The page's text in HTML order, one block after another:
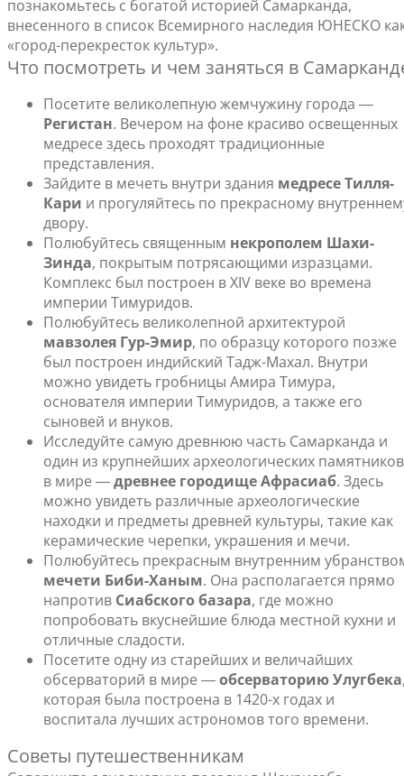
познакомьтесь с богатой историей Самарканда,
внесенного в список Всемирного наследия ЮНЕСКО
«город-перекресток культур».
Что посмотреть и чем заняться в
Посетите великолепную жемчужину города ―
Регистан. Вечером на фоне красиво освещенных
медресе здесь проходят традиционные
представления.
Зайдите в мечеть внутри здания медресе Тилля-
Кари и прогуляйтесь по прекрасному
двору.
Полюбуйтесь священным некрополем Шахи-
Зинда, покрытым потрясающими изразцами.
Комплекс был построен в XIV веке во времена
империи Тимуридов.
Полюбуйтесь великолепной архитектурой
мавзолея Гур-Эмир, по образцу которого позже
был построен индийский Тадж-Махал. Внутри
можно увидеть гробницы Амира Тимура,
основателя империи Тимуридов, а также его
сыновей и внуков.
Исследуйте самую древнюю часть Самарканда и
один из крупнейших археологических памятников
в мире ―древнее городище Афрасиаб. Здесь
можно увидеть различные археологические
находки и предметы древней культуры, такие как
керамические черепки, украшения и мечи.
Полюбуйтесь прекрасным внутренним
мечети Биби-Ханым. Она располагается прямо
напротив Сиабского базара, где можно
попробовать вкуснейшие блюда местной кухни и
отличные сладости.
Посетите одну из старейших и величайших
обсерваторий в мире ―обсерваторию Улугбека
которая была построена в 1420-х годах и
воспитала лучших астрономов того времени.
Советы путешественникам